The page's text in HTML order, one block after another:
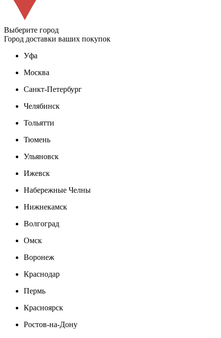
Выберите город
Город доставки ваших покупок
Уфа
Москва
Санкт-Петербург
Челябинск
Тольятти
Тюмень
Ульяновск
Ижевск
Набережные Челны
Нижнекамск
Волгоград
Омск
Воронеж
Краснодар
Пермь
Красноярск
Ростов-на-Дону